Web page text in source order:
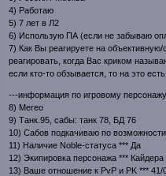
4) Работаю
5) 7 лет в Л2
6) Использую ПА (если не забываю
7) Как Вы реагируете на
реагировать, когда Вас криком
если кто-то обзывается, то на это
---информация по игровому
8) Mereo
9) Танк.95, сабы: танк 78, БД 76
10) Сабов подкачиваю по
11) Наличие Noble-статуса *** Да
12) Экипировка персонажа ***
13) Ваше отношение к PvP и PK *** 41/